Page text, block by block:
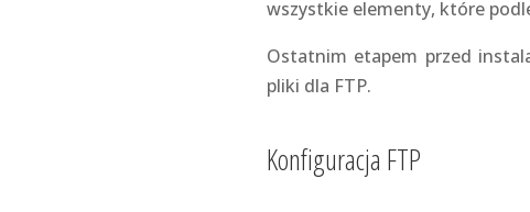
wszystkie elementy, które
Ostatnim etapem przed
pliki dla FTP.
Konfiguracja FTP